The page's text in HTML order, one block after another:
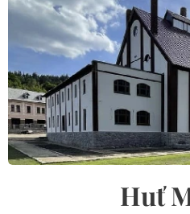
Huť